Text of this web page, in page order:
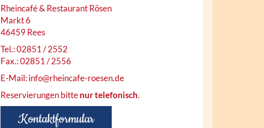
Rheincafé & Restaurant Rösen
Markt 6
46459 Rees
Tel.: 02851 / 2552
Fax.: 02851 / 2556
E-Mail: info@rheincafe-roesen.de
Reservierungen bittenur telefonisch.
Kontaktformular